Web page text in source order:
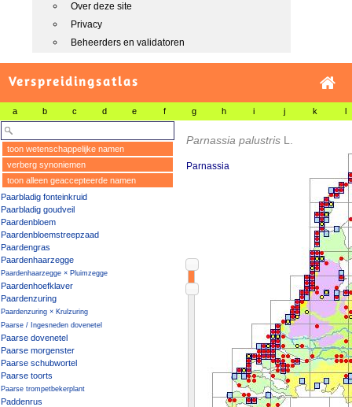
Over deze site
Privacy
Beheerders en validatoren
Verspreidingsatlas
a b c d e f g h i j k l
toon wetenschappelijke namen
verberg synoniemen
toon alleen geaccepteerde namen
Paarbladig fonteinkruid
Paarbladig goudveil
Paardenbloem
Paardenbloemstreepzaad
Paardengras
Paardenhaarzegge
Paardenhaarzegge × Pluimzegge
Paardenhoefklaver
Paardenzuring
Paardenzuring × Krulzuring
Paarse / Ingesneden dovenetel
Paarse dovenetel
Paarse morgenster
Paarse schubwortel
Paarse toorts
Paarse trompetbekerplant
Paddenrus
Parnassia palustris L.
Parnassia